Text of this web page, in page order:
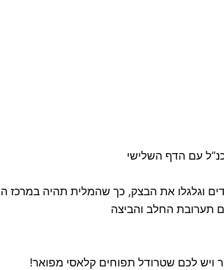
עם הדף השלישי
וגלגלו את הבצק, כך שהמלית תהיה במרכז
תערובת החלב והביצה
ויש לכם שטרודל תפוחים קלאסי מפואר!